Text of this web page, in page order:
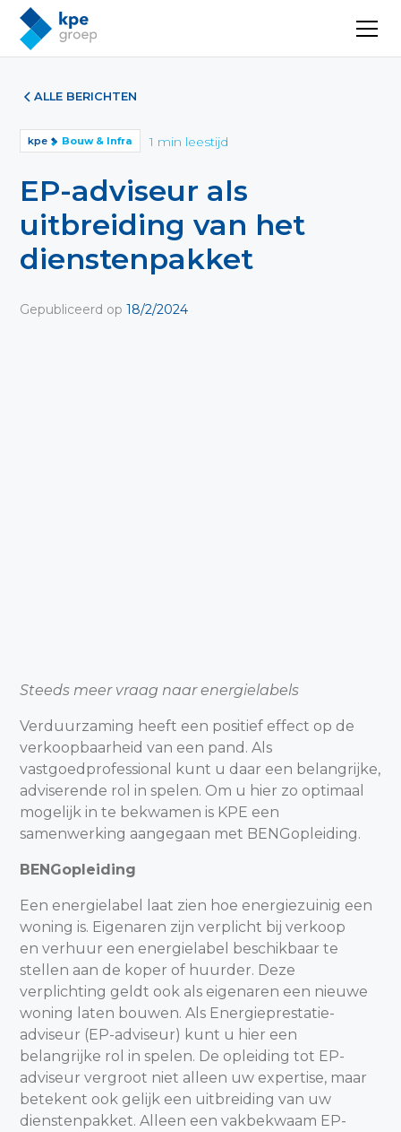
ALLE BERICHTEN
kpe Bouw & Infra 1 min leestijd
EP-adviseur als
uitbreiding van het
dienstenpakket
Gepubliceerd op 18/2/2024
Steeds meer vraag naar energielabels
Verduurzaming heeft een positief effect op de
verkoopbaarheid van een pand. Als
vastgoedprofessional kunt u daar een belangrijke,
adviserende rol in spelen. Om u hier zo optimaal
mogelijk in te bekwamen is KPE een
samenwerking aangegaan met BENGopleiding.
BENGopleiding
Een energielabel laat zien hoe energiezuinig een
woning is. Eigenaren zijn verplicht bij verkoop
en verhuur een energielabel beschikbaar te
stellen aan de koper of huurder. Deze
verplichting geldt ook als eigenaren een nieuwe
woning laten bouwen. Als Energieprestatie-
adviseur (EP-adviseur) kunt u hier een
belangrijke rol in spelen. De opleiding tot EP-
adviseur vergroot niet alleen uw expertise, maar
betekent ook gelijk een uitbreiding van uw
dienstenpakket. Alleen een vakbekwaam EP-